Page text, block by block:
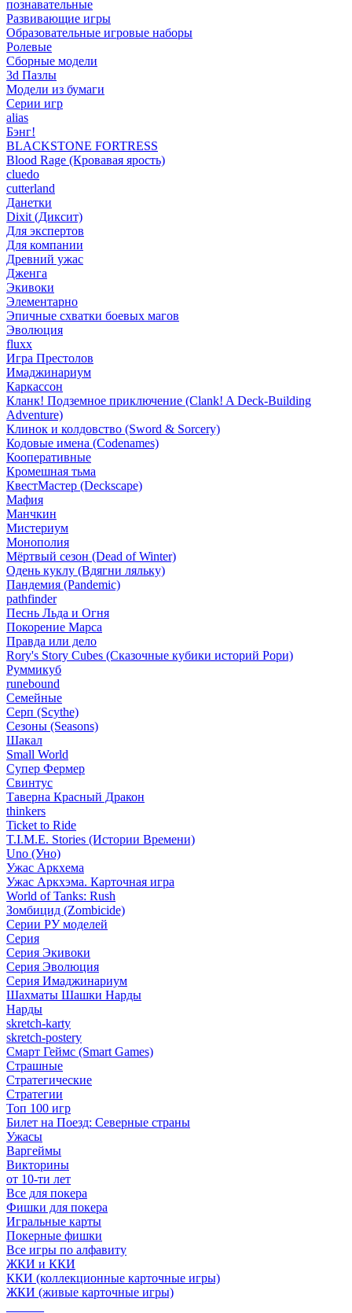
познавательные
Развивающие игры
Образовательные игровые наборы
Ролевые
Сборные модели
3d Пазлы
Модели из бумаги
Серии игр
alias
Бэнг!
BLACKSTONE FORTRESS
Blood Rage (Кровавая ярость)
cluedo
cutterland
Данетки
Dixit (Диксит)
Для экспертов
Для компании
Древний ужас
Дженга
Экивоки
Элементарно
Эпичные схватки боевых магов
Эволюция
fluxx
Игра Престолов
Имаджинариум
Каркассон
Кланк! Подземное приключение (Clank! A Deck-Building
Adventure)
Клинок и колдовство (Sword & Sorcery)
Кодовые имена (Codenames)
Кооперативные
Кромешная тьма
КвестМастер (Deckscape)
Мафия
Манчкин
Мистериум
Монополия
Мёртвый сезон (Dead of Winter)
Одень куклу (Вдягни ляльку)
Пандемия (Pandemic)
pathfinder
Песнь Льда и Огня
Покорение Марса
Правда или дело
Rory's Story Cubes (Сказочные кубики историй Рори)
Руммикуб
runebound
Семейные
Серп (Scythe)
Сезоны (Seasons)
Шакал
Small World
Супер Фермер
Свинтус
Таверна Красный Дракон
thinkers
Ticket to Ride
T.I.M.E. Stories (Истории Времени)
Uno (Уно)
Ужас Аркхема
Ужас Аркхэма. Карточная игра
World of Tanks: Rush
Зомбицид (Zombicide)
Серии РУ моделей
Серия
Серия Экивоки
Серия Эволюция
Серия Имаджинариум
Шахматы Шашки Нарды
Нарды
skretch-karty
skretch-postery
Смарт Геймс (Smart Games)
Страшные
Стратегические
Стратегии
Топ 100 игр
Билет на Поезд: Северные страны
Ужасы
Варгеймы
Викторины
от 10-ти лет
Все для покера
Фишки для покера
Игральные карты
Покерные фишки
Все игры по алфавиту
ЖКИ и ККИ
ККИ (коллекционные карточные игры)
ЖКИ (живые карточные игры)